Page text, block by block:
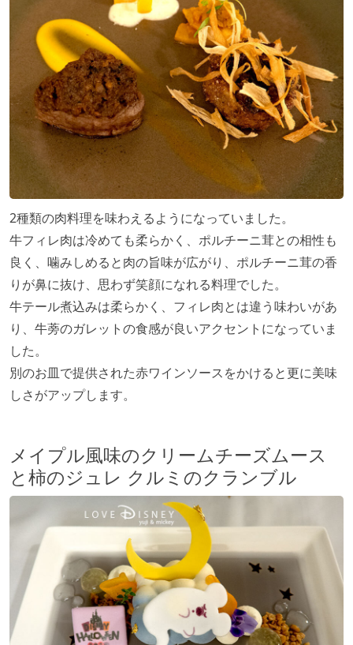
2種類の肉料理を味わえるようになっていました。
牛フィレ肉は冷めても柔らかく、ポルチーニ茸との相性も
良く、噛みしめると肉の旨味が広がり、ポルチーニ茸の香
りが鼻に抜け、思わず笑顔になれる料理でした。
牛テール煮込みは柔らかく、フィレ肉とは違う味わいがあ
り、牛蒡のガレットの食感が良いアクセントになっていま
した。
別のお皿で提供された赤ワインソースをかけると更に美味
しさがアップします。
メイプル風味のクリームチーズムース
と柿のジュレ クルミのクランブル